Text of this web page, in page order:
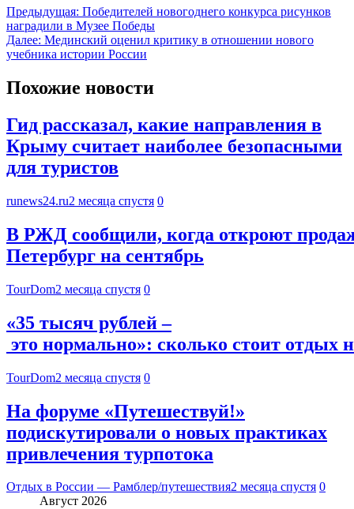
Предыдущая: Победителей новогоднего конкурса рисунков
наградили в Музее Победы
Далее: Мединский оценил критику в отношении нового
учебника истории России
Похожие новости
Гид рассказал, какие направления в
Крыму считает наиболее безопасными
для туристов
runews24.ru2 месяца спустя 0
В РЖД сообщили, когда откроют
Петербург на сентябрь
TourDom2 месяца спустя 0
«35 тысяч рублей –
это нормально»: сколько стоит отдых
TourDom2 месяца спустя 0
На форуме «Путешествуй!»
подискутировали о новых практиках
привлечения турпотока
Отдых в России — Рамблер/путешествия2 месяца спустя 0
Август 2026